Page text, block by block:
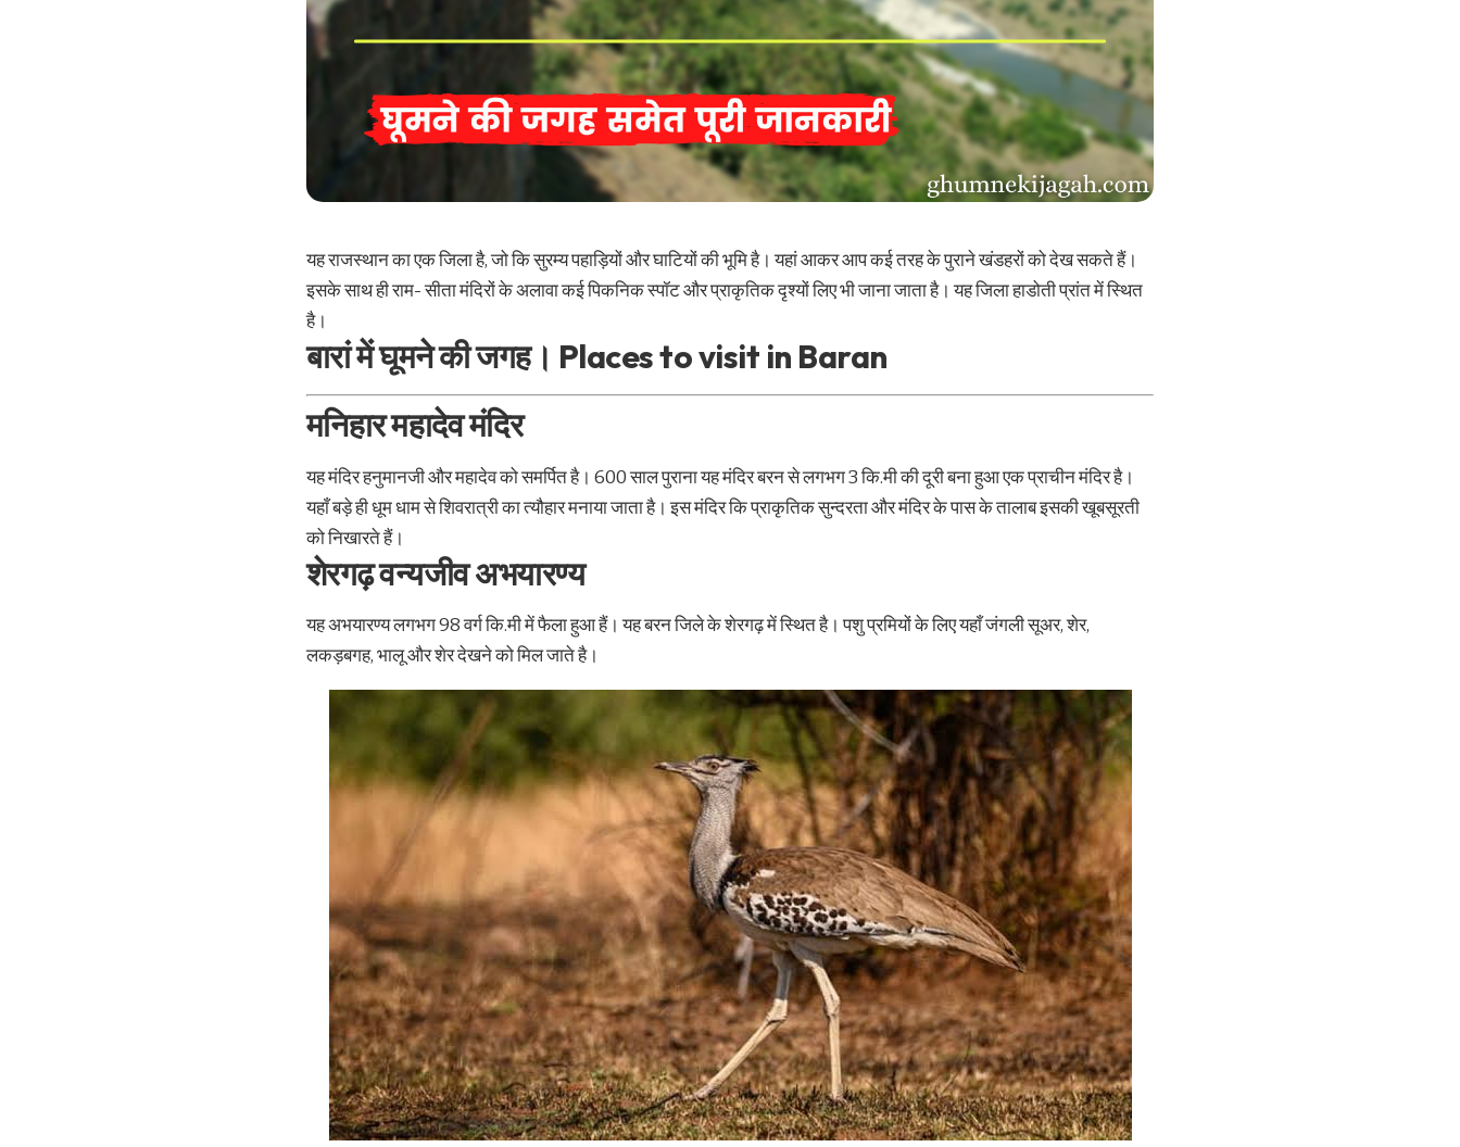
यह राजस्थान का एक जिला है, जो कि सुरम्य पहाड़ियों और घाटियों की भूमि है। यहां आकर आप कई तरह के पुराने खंडहरों को देख सकते हैं।
इसके साथ ही राम- सीता मंदिरों के अलावा कई पिकनिक स्पॉट और प्राकृतिक दृश्यों लिए भी जाना जाता है। यह जिला हाडोती प्रांत में स्थित
है।
बारां में घूमने की जगह। Places to visit in Baran
मनिहार महादेव मंदिर
यह मंदिर हनुमानजी और महादेव को समर्पित है। 600 साल पुराना यह मंदिर बरन से लगभग 3 कि.मी की दूरी बना हुआ एक प्राचीन मंदिर है।
यहाँ बड़े ही धूम धाम से शिवरात्री का त्यौहार मनाया जाता है। इस मंदिर कि प्राकृतिक सुन्दरता और मंदिर के पास के तालाब इसकी खूबसूरती
को निखारते हैं।
शेरगढ़ वन्यजीव अभयारण्य
यह अभयारण्य लगभग 98 वर्ग कि.मी में फैला हुआ हैं। यह बरन जिले के शेरगढ़ में स्थित है। पशु प्रमियों के लिए यहाँ जंगली सूअर, शेर,
लकड़बगह, भालू और शेर देखने को मिल जाते है।